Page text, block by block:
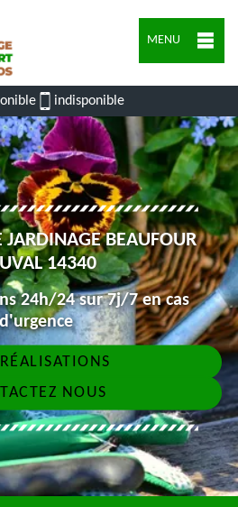
MENU
indisponible
JARDINAGE BEAUFOUR
14340
24h/24 sur 7j/7 en cas
d'urgence
NOUS